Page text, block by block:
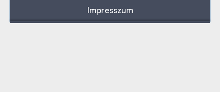
Impresszum